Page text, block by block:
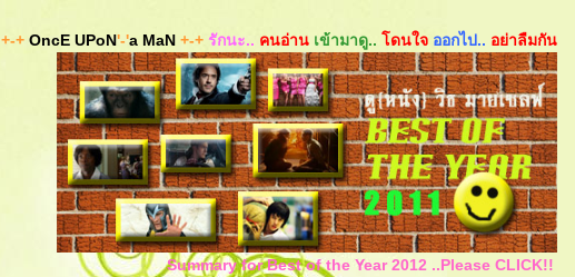
+-+OncE UPoN'-'a MaN +-+ รักนะ.. คนอ่าน เข้ามาดู.. ดนใจ ออกไป.. อย่าลืมกัน
Summary for Best of the Year 2012 ..Please CLICK!!